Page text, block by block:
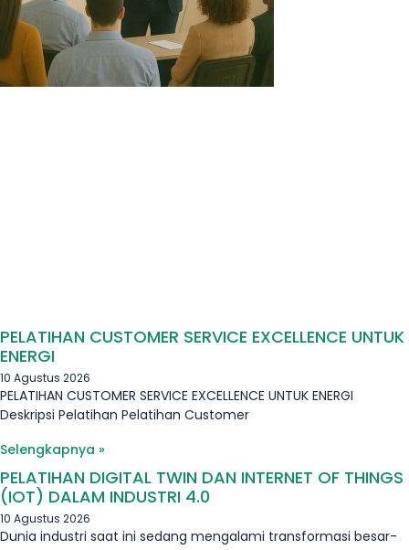
PELATIHAN CUSTOMER SERVICE EXCELLENCE UNTUK
ENERGI
10 Agustus 2026
PELATIHAN CUSTOMER SERVICE EXCELLENCE UNTUK ENERGI
Deskripsi Pelatihan Pelatihan Customer
Selengkapnya »
PELATIHAN DIGITAL TWIN DAN INTERNET OF THINGS
(IOT) DALAM INDUSTRI 4.0
10 Agustus 2026
Dunia industri saat ini sedang mengalami transformasi besar-